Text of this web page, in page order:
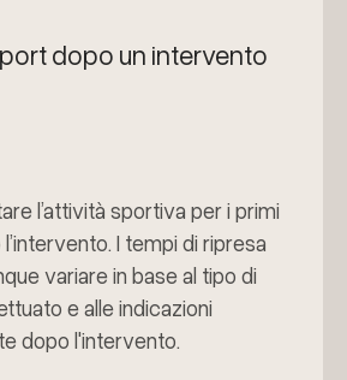
dopo un intervento
l’attività sportiva per i primi
I tempi di ripresa
variare in base al tipo di
e alle indicazioni
dopo l'intervento.